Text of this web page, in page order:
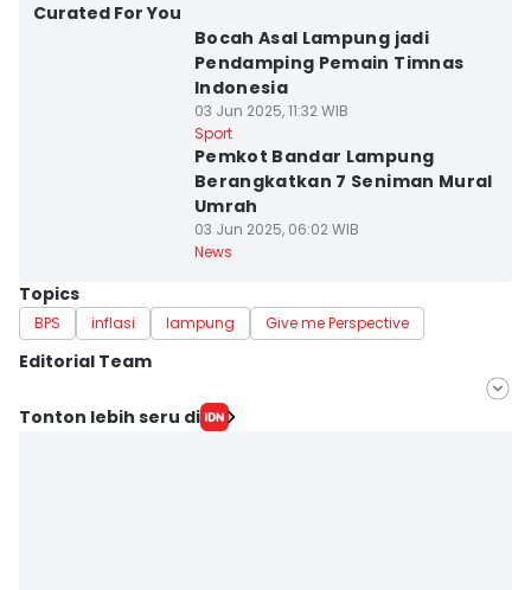
Curated For You
Bocah Asal Lampung jadi
Pendamping Pemain Timnas
Indonesia
03 Jun 2025, 11:32 WIB
Sport
Pemkot Bandar Lampung
Berangkatkan 7 Seniman Mural
Umrah
03 Jun 2025, 06:02 WIB
News
Topics
BPS inflasi lampung Give me Perspective
Editorial Team
Editor
Tonton lebih seru di